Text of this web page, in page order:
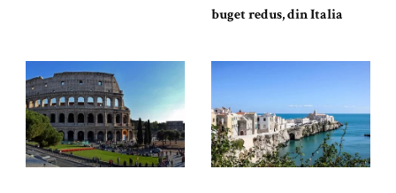
buget redus, din Italia